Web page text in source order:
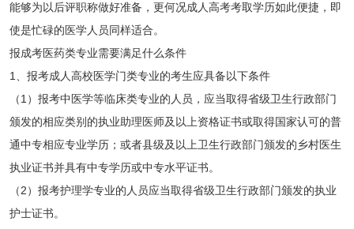
能够为以后评职称做好准备，更何况成人高考考取学历如此便捷，即
使是忙碌的医学人员同样适合。
报成考医药类专业需要满足什么条件
1、报考成人高校医学门类专业的考生应具备以下条件
（1）报考中医学等临床类专业的人员，应当取得省级卫生行政部门
颁发的相应类别的执业助理医师及以上资格证书或取得国家认可的普
通中专相应专业学历；或者县级及以上卫生行政部门颁发的乡村医生
执业证书并具有中专学历或中专水平证书。
（2）报考护理学专业的人员应当取得省级卫生行政部门颁发的执业
护士证书。